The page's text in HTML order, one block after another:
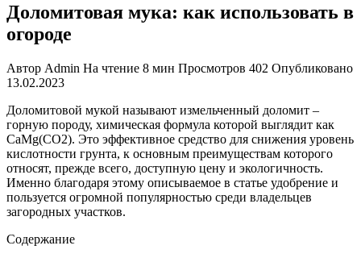
Доломитовая мука: как использовать в
огороде
Автор Admin На чтение 8 мин Просмотров 402 Опубликовано
13.02.2023
Доломитовой мукой называют измельченный доломит –
горную породу, химическая формула которой выглядит как
CaMg(CO2). Это эффективное средство для снижения уровень
кислотности грунта, к основным преимуществам которого
относят, прежде всего, доступную цену и экологичность.
Именно благодаря этому описываемое в статье удобрение и
пользуется огромной популярностью среди владельцев
загородных участков.
Содержание